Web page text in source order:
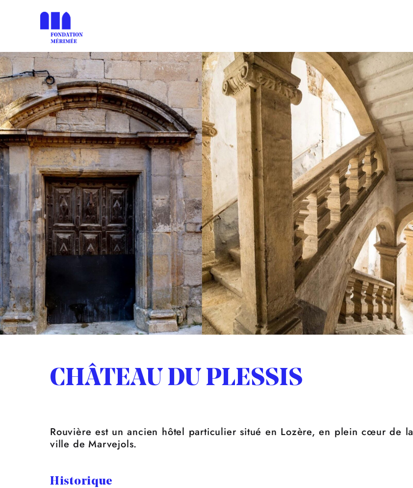
CHÂTEAU DU PLESSIS
Rouvière est un ancien hôtel particulier situé en Lozère, en plein cœur de la
ville de Marvejols.
Historique